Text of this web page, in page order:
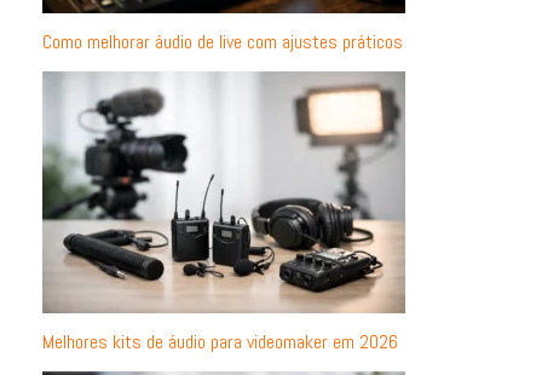
Como melhorar áudio de live com ajustes práticos
Melhores kits de áudio para videomaker em 2026